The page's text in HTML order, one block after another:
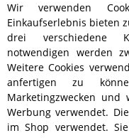
Versandinformationen
Wir verwenden
Einkaufserlebnis bieten
drei verschiedene
notwendigen werden
Weitere Cookies
anfertigen zu
Marketingzwecken
Werbung verwendet.
im Shop verwendet.